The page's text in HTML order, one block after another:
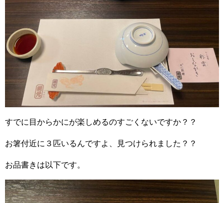
すでに目からかにが楽しめるのすごくないですか？？
お箸付近に３匹いるんですよ、見つけられました？？
お品書きは以下です。